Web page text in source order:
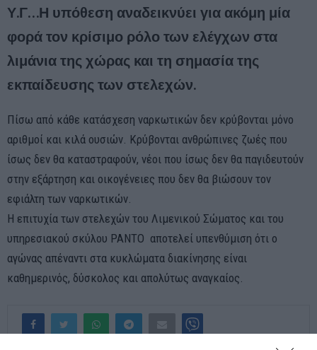
Υ.Γ…Η υπόθεση αναδεικνύει για ακόμη μία
φορά τον κρίσιμο ρόλο των ελέγχων στα
λιμάνια της χώρας και τη σημασία της
εκπαίδευσης των στελεχών.
Πίσω από κάθε κατάσχεση ναρκωτικών δεν κρύβονται μόνο
αριθμοί και κιλά ουσιών. Κρύβονται ανθρώπινες ζωές που
ίσως δεν θα καταστραφούν, νέοι που ίσως δεν θα παγιδευτούν
στην εξάρτηση και οικογένειες που δεν θα βιώσουν τον
εφιάλτη των ναρκωτικών.
Η επιτυχία των στελεχών του Λιμενικού Σώματος και του
υπηρεσιακού σκύλου ΡΑΝΤΟ αποτελεί υπενθύμιση ότι ο
αγώνας απέναντι στα κυκλώματα διακίνησης είναι
καθημερινός, δύσκολος και απολύτως αναγκαίος.